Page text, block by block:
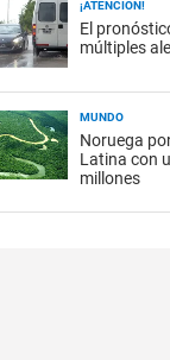
¡ATENCIÓN!
El
múltiples
MUNDO
Noruega
Latina con
millones